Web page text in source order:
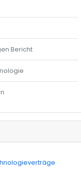
Bericht